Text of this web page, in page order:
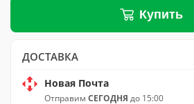
Купить
ДОСТАВКА
Новая Почта
Отправим СЕГОДНЯ до 15:00